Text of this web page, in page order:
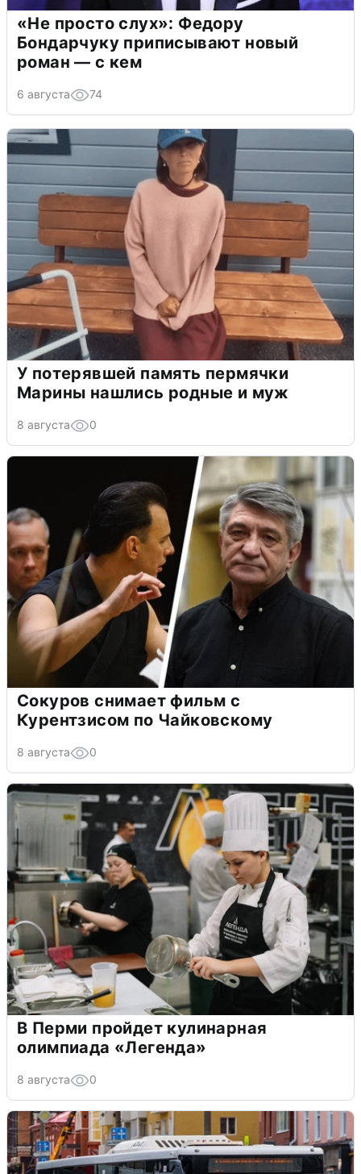
«Не просто слух»: Федору
Бондарчуку приписывают новый
роман — с кем
6 августа 74
У потерявшей память пермячки
Марины нашлись родные и муж
8 августа 0
Сокуров снимает фильм с
Курентзисом по Чайковскому
8 августа 0
В Перми пройдет кулинарная
олимпиада «Легенда»
8 августа 0